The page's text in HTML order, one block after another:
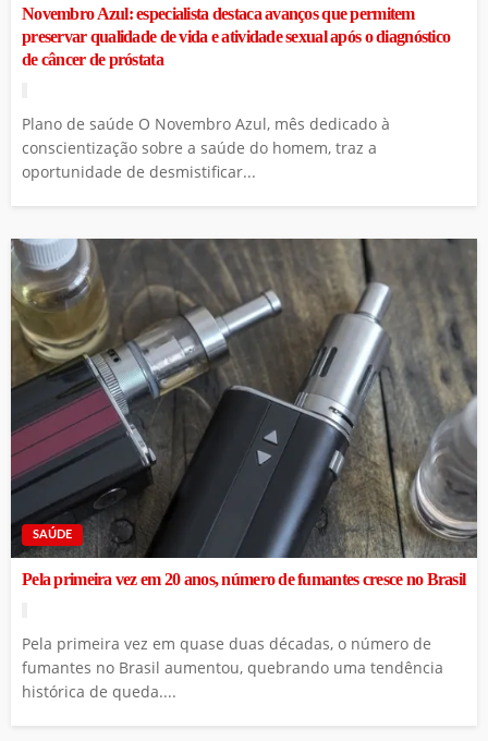
Novembro Azul: especialista destaca avanços que permitem
preservar qualidade de vida e atividade sexual após o diagnóstico
de câncer de próstata
Plano de saúde O Novembro Azul, mês dedicado à
conscientização sobre a saúde do homem, traz a
oportunidade de desmistificar...
SAÚDE
Pela primeira vez em 20 anos, número de fumantes cresce no Brasil
Pela primeira vez em quase duas décadas, o número de
fumantes no Brasil aumentou, quebrando uma tendência
histórica de queda....